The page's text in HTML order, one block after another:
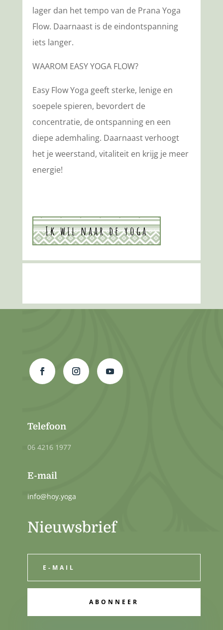
lager dan het tempo van de Prana Yoga
Flow. Daarnaast is de eindontspanning
iets langer.
WAAROM EASY YOGA FLOW?
Easy Flow Yoga geeft sterke, lenige en
soepele spieren, bevordert de
concentratie, de ontspanning en een
diepe ademhaling. Daarnaast verhoogt
het je weerstand, vitaliteit en krijg je meer
energie!
Ik wil naar de yoga
Telefoon
06 4216 1977
E-mail
info@hoy.yoga
Nieuwsbrief
ABONNEER